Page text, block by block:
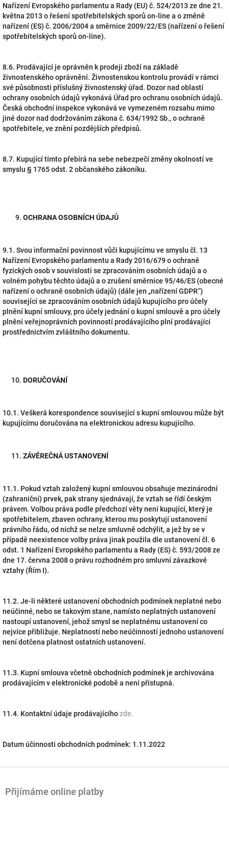
Nařízení Evropského parlamentu a Rady (EU) č. 524/2013 ze dne 21.
května 2013 o řešení spotřebitelských sporů on-line a o změně
nařízení (ES) č. 2006/2004 a směrnice 2009/22/ES (nařízení o řešení
spotřebitelských sporů on-line).
8.6. Prodávající je oprávněn k prodeji zboží na základě
živnostenského oprávnění. Živnostenskou kontrolu provádí v rámci
své působnosti příslušný živnostenský úřad. Dozor nad oblastí
ochrany osobních údajů vykonává Úřad pro ochranu osobních údajů.
Česká obchodní inspekce vykonává ve vymezeném rozsahu mimo
jiné dozor nad dodržováním zákona č. 634/1992 Sb., o ochraně
spotřebitele, ve znění pozdějších předpisů.
8.7. Kupující tímto přebírá na sebe nebezpečí změny okolností ve
smyslu § 1765 odst. 2 občanského zákoníku.
OCHRANA OSOBNÍCH ÚDAJŮ
9.1. Svou informační povinnost vůči kupujícímu ve smyslu čl. 13
Nařízení Evropského parlamentu a Rady 2016/679 o ochraně
fyzických osob v souvislosti se zpracováním osobních údajů a o
volném pohybu těchto údajů a o zrušení směrnice 95/46/ES (obecné
nařízení o ochraně osobních údajů) (dále jen „nařízení GDPR“)
související se zpracováním osobních údajů kupujícího pro účely
plnění kupní smlouvy, pro účely jednání o kupní smlouvě a pro účely
plnění veřejnoprávních povinností prodávajícího plní prodávající
prostřednictvím zvláštního dokumentu.
DORUČOVÁNÍ
10.1. Veškerá korespondence související s kupní smlouvou může být
kupujícímu doručována na elektronickou adresu kupujícího.
ZÁVĚREČNÁ USTANOVENÍ
11.1. Pokud vztah založený kupní smlouvou obsahuje mezinárodní
(zahraniční) prvek, pak strany sjednávají, že vztah se řídí českým
právem. Volbou práva podle předchozí věty není kupující, který je
spotřebitelem, zbaven ochrany, kterou mu poskytují ustanovení
právního řádu, od nichž se nelze smluvně odchýlit, a jež by se v
případě neexistence volby práva jinak použila dle ustanovení čl. 6
odst. 1 Nařízení Evropského parlamentu a Rady (ES) č. 593/2008 ze
dne 17. června 2008 o právu rozhodném pro smluvní závazkové
vztahy (Řím I).
11.2. Je-li některé ustanovení obchodních podmínek neplatné nebo
neúčinné, nebo se takovým stane, namísto neplatných ustanovení
nastoupí ustanovení, jehož smysl se neplatnému ustanovení co
nejvíce přibližuje. Neplatností nebo neúčinností jednoho ustanovení
není dotčena platnost ostatních ustanovení.
11.3. Kupní smlouva včetně obchodních podmínek je archivována
prodávajícím v elektronické podobě a není přístupná.
11.4. Kontaktní údaje prodávajícíhozde.
Datum účinnosti obchodních podmínek: 1.11.2022
Přijímáme online platby